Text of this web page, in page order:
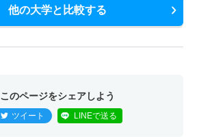
他の大学と比較する
このページをシェアしよう
ツイート LINEで送る